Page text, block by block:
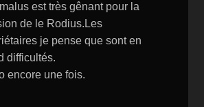
est très gênant pour la
de le Rodius.Les
je pense que sont en
difficultés.
encore une fois.